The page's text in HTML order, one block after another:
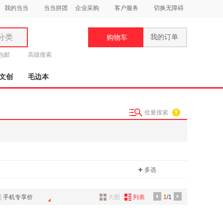
我的当当 当当拼团 企业采购 客户服务 切换无障碍
类
邮 高级搜索
购物车 我的订单
创 毛边本
批量搜索
多选
手机专享价 1/1
大图 列表